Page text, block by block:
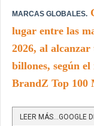
MARCAS GLOBALES.
lugar entre las
2026, al
billones, según
BrandZ Top 100